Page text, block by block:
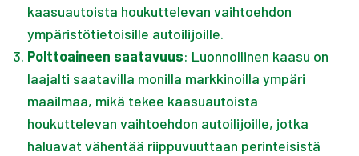
kaasuautoista houkuttelevan vaihtoehdon
ympäristötietoisille autoilijoille.
3. Polttoaineen saatavuus: Luonnollinen kaasu on
laajalti saatavilla monilla markkinoilla ympäri
maailmaa, mikä tekee kaasuautoista
houkuttelevan vaihtoehdon autoilijoille, jotka
haluavat vähentää riippuvuuttaan perinteisistä